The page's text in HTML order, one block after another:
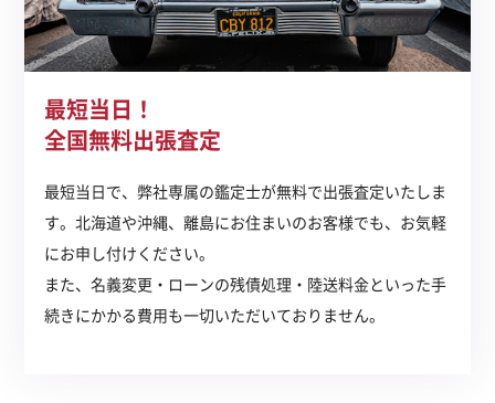
最短当日！
全国無料出張査定
最短当日で、弊社専属の鑑定士が無料で出張査定いたしま
す。北海道や沖縄、離島にお住まいのお客様でも、お気軽
にお申し付けください。
また、名義変更・ローンの残債処理・陸送料金といった手
続きにかかる費用も一切いただいておりません。